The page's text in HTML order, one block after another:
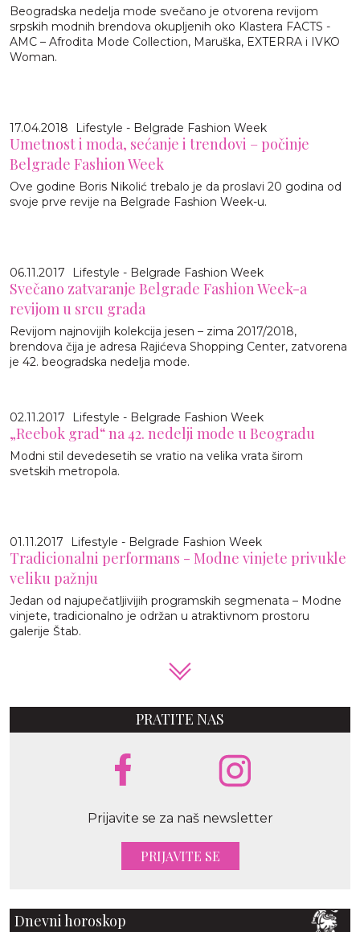
Beogradska nedelja mode svečano je otvorena revijom
srpskih modnih brendova okupljenih oko Klastera FACTS -
AMC – Afrodita Mode Collection, Maruška, EXTERRA i IVKO
Woman.
17.04.2018 Lifestyle - Belgrade Fashion Week
Umetnost i moda, sećanje i trendovi – počinje
Belgrade Fashion Week
Ove godine Boris Nikolić trebalo je da proslavi 20 godina od
svoje prve revije na Belgrade Fashion Week-u.
06.11.2017 Lifestyle - Belgrade Fashion Week
Svečano zatvaranje Belgrade Fashion Week-a
revijom u srcu grada
Revijom najnovijih kolekcija jesen – zima 2017/2018,
brendova čija je adresa Rajićeva Shopping Center, zatvorena
je 42. beogradska nedelja mode.
02.11.2017 Lifestyle - Belgrade Fashion Week
„Reebok grad“ na 42. nedelji mode u Beogradu
Modni stil devedesetih se vratio na velika vrata širom
svetskih metropola.
01.11.2017 Lifestyle - Belgrade Fashion Week
Tradicionalni performans - Modne vinjete privukle
veliku pažnju
Jedan od najupečatljivijih programskih segmenata – Modne
vinjete, tradicionalno je održan u atraktivnom prostoru
galerije Štab.
PRATITE NAS
Prijavite se za naš newsletter
PRIJAVITE SE
Dnevni horoskop